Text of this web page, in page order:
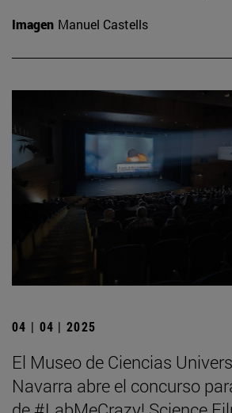
Imagen Manuel Castells
04 | 04 | 2025
El Museo de Ciencias
Navarra abre el concurso